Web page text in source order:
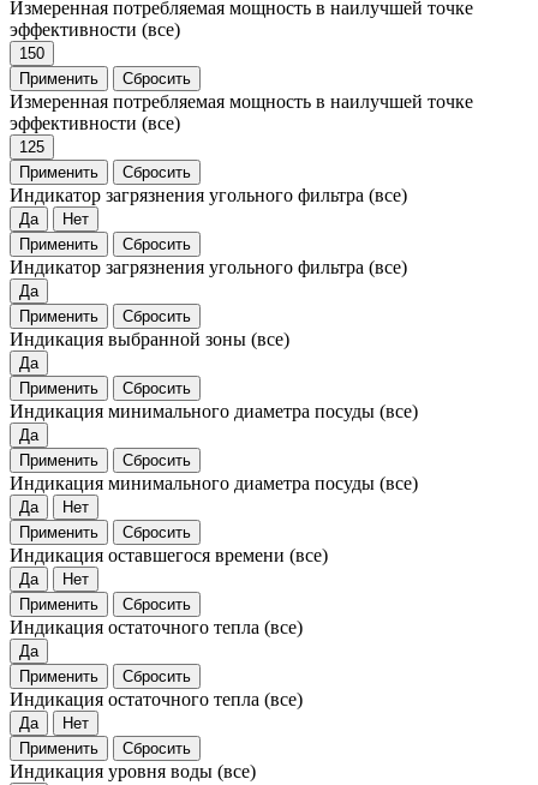
Измеренная потребляемая мощность в наилучшей точке
эффективности (все)
150
Применить
Сбросить
Измеренная потребляемая мощность в наилучшей точке
эффективности (все)
125
Применить
Сбросить
Индикатор загрязнения угольного фильтра (все)
Да
Нет
Применить
Сбросить
Индикатор загрязнения угольного фильтра (все)
Да
Применить
Сбросить
Индикация выбранной зоны (все)
Да
Применить
Сбросить
Индикация минимального диаметра посуды (все)
Да
Применить
Сбросить
Индикация минимального диаметра посуды (все)
Да
Нет
Применить
Сбросить
Индикация оставшегося времени (все)
Да
Нет
Применить
Сбросить
Индикация остаточного тепла (все)
Да
Применить
Сбросить
Индикация остаточного тепла (все)
Да
Нет
Применить
Сбросить
Индикация уровня воды (все)